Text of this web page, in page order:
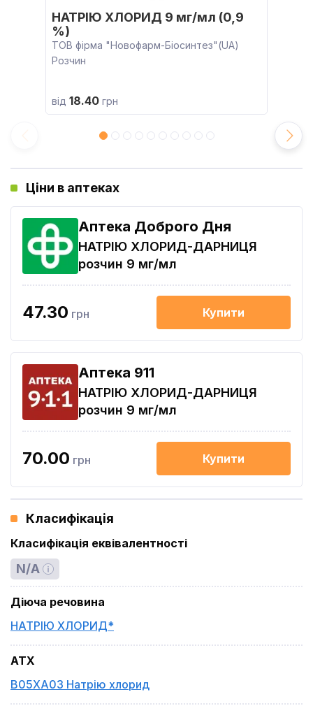
НАТРІЮ ХЛОРИД 9 мг/мл (0,9
%)
ТОВ фірма "Новофарм-Біосинтез"(UA)
Розчин
від 18.40 грн
Ціни в аптеках
Аптека Доброго Дня
НАТРІЮ ХЛОРИД-ДАРНИЦЯ
розчин 9 мг/мл
47.30 грн Купити
Aптека 911
НАТРІЮ ХЛОРИД-ДАРНИЦЯ
розчин 9 мг/мл
70.00 грн Купити
Класифікація
Класифікація еквівалентності
N/A
Діюча речовина
НАТРІЮ ХЛОРИД*
ATX
B05XA03 Натрію хлорид